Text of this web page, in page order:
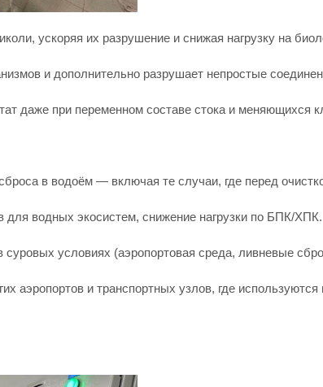
ускоряя их разрушение и снижая нагрузку на
и дополнительно разрушает непростые
даже при переменном составе стока и меняющихся
в водоём — включая те случаи, где перед
для водных экосистем, снижение нагрузки по БПК/ХПК.
условиях (аэропортовая среда, ливневые
аэропортов и транспортных узлов, где